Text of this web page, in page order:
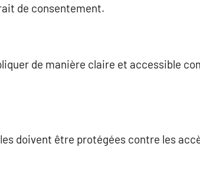
de consentement.
de manière claire et accessible
doivent être protégées contre les